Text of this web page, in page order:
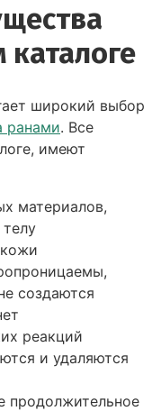
широкий выбор
ранами. Все
имеют
материалов,
создаются
реакций
и удаляются
продолжительное